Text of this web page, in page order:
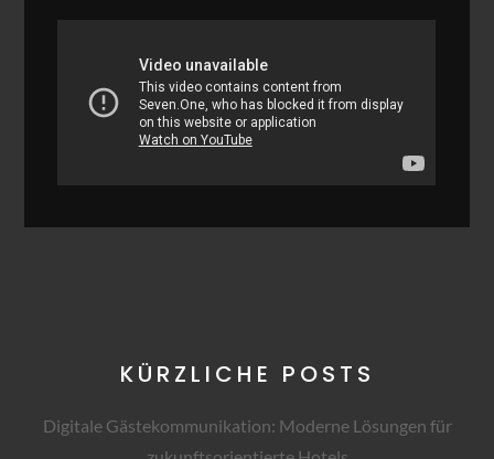
KÜRZLICHE POSTS
Digitale Gästekommunikation: Moderne Lösungen für